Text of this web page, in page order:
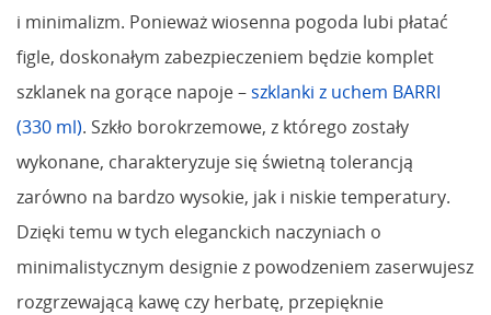
i minimalizm. Ponieważ wiosenna pogoda lubi płatać
figle, doskonałym zabezpieczeniem będzie komplet
szklanek na gorące napoje –szklanki z uchem BARRI
(330 ml). Szkło borokrzemowe, z którego zostały
wykonane, charakteryzuje się świetną tolerancją
zarówno na bardzo wysokie, jak i niskie temperatury.
Dzięki temu w tych eleganckich naczyniach o
minimalistycznym designie z powodzeniem zaserwujesz
rozgrzewającą kawę czy herbatę, przepięknie